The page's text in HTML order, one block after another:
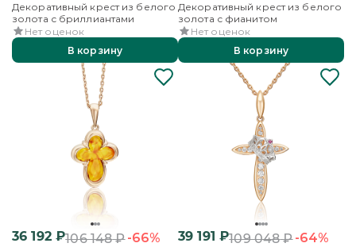
Декоративный крест из белого
золота с бриллиантами
Нет оценок
В корзину
Декоративный крест из белого
золота с фианитом
Нет оценок
В корзину
36 192₽106 148₽-66% 39 191 ₽109 048₽-64%